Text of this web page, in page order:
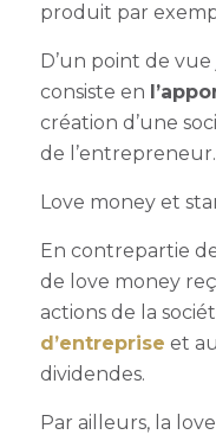
produit par
D’un point de
consiste en
création d’une
de l’entrepreneur.
Love money et
En contrepartie
de love money
actions de la
d’entreprise et
dividendes.
Par ailleurs, la